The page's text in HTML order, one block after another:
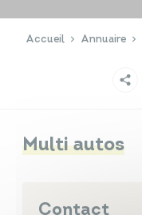
Accueil Annuaire
Multi autos
Contact
Annuaires